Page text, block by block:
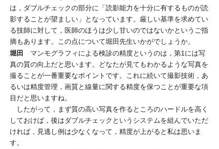
は，ダブルチェックの部分に「読影能力を十分に有するものが読
影することが望ましい」となっています。厳しい基準を求めてい
る技師に対して，医師のほうは少し甘いのではないかというご指
摘もあります。この点について堀田先生いかがでしょうか。
堀田 マンモグラフィによる検診の精度というのは，第1には写
真の質の向上だと思います。どなたが見てもわかるような写真を
撮ることが一番重要なポイントです。これに続いて撮影技術，あ
るいは精度管理，画質と線量に関する精度を保つことが重要な項
目だと思いますね。
したがって，まず質の高い写真を作るところのハードルを高く
しておけば，後はダブルチェックというシステムを組んでいただ
ければ，見逃し例は少なくなって，精度が上がると私は思いま
す。